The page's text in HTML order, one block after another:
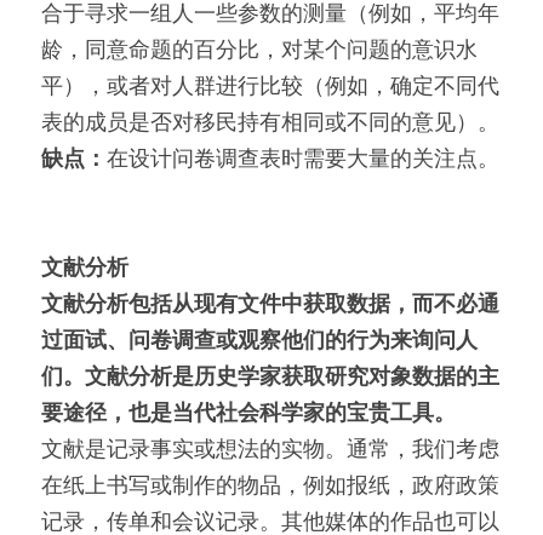
合于寻求一组人一些参数的测量（例如，平均年
龄，同意命题的百分比，对某个问题的意识水
平），或者对人群进行比较（例如，确定不同代
表的成员是否对移民持有相同或不同的意见）。
缺点： 在设计问卷调查表时需要大量的关注点。
文献分析
文献分析包括从现有文件中获取数据，而不必通
过面试、问卷调查或观察他们的行为来询问人
们。文献分析是历史学家获取研究对象数据的主
要途径，也是当代社会科学家的宝贵工具。
文献是记录事实或想法的实物。通常，我们考虑
在纸上书写或制作的物品，例如报纸，政府政策
记录，传单和会议记录。其他媒体的作品也可以